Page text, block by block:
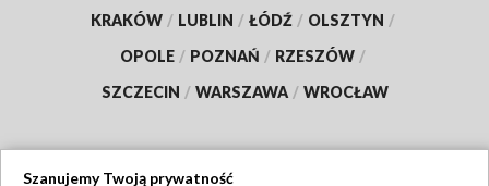
KRAKÓW / LUBLIN / ŁÓDŹ / OLSZTYN /
OPOLE / POZNAŃ / RZESZÓW /
SZCZECIN / WARSZAWA / WROCŁAW
Szanujemy Twoją prywatność